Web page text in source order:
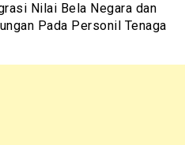
Nilai Bela Negara dan
Pada Personil Tenaga